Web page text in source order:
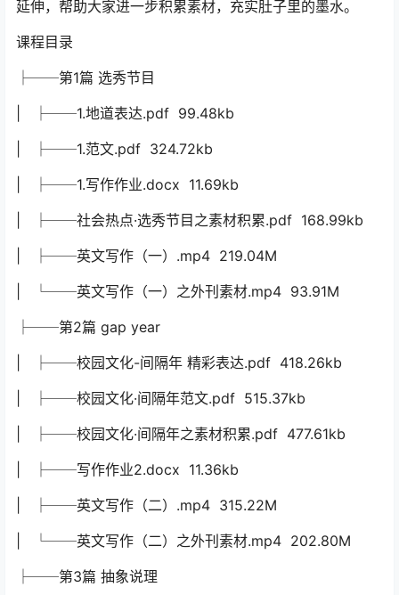
延伸，帮助大家进一步积累素材，充实肚子里的墨水。
课程目录
├──第1篇 选秀节目
| ├──1.地道表达.pdf 99.48kb
| ├──1.范文.pdf 324.72kb
| ├──1.写作作业.docx 11.69kb
| ├──社会热点·选秀节目之素材积累.pdf 168.99kb
| ├──英文写作（一）.mp4 219.04M
| └──英文写作（一）之外刊素材.mp4 93.91M
├──第2篇 gap year
| ├──校园文化-间隔年 精彩表达.pdf 418.26kb
| ├──校园文化·间隔年范文.pdf 515.37kb
| ├──校园文化·间隔年之素材积累.pdf 477.61kb
| ├──写作作业2.docx 11.36kb
| ├──英文写作（二）.mp4 315.22M
| └──英文写作（二）之外刊素材.mp4 202.80M
├──第3篇 抽象说理